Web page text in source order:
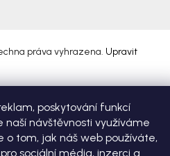
poskytování funkcí
návštěvnosti využíváme
o tom, jak náš web používáte,
sociální média, inzerci a
práva vyhrazena. Upravit